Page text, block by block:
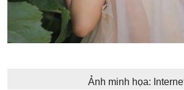
Ảnh minh họa: